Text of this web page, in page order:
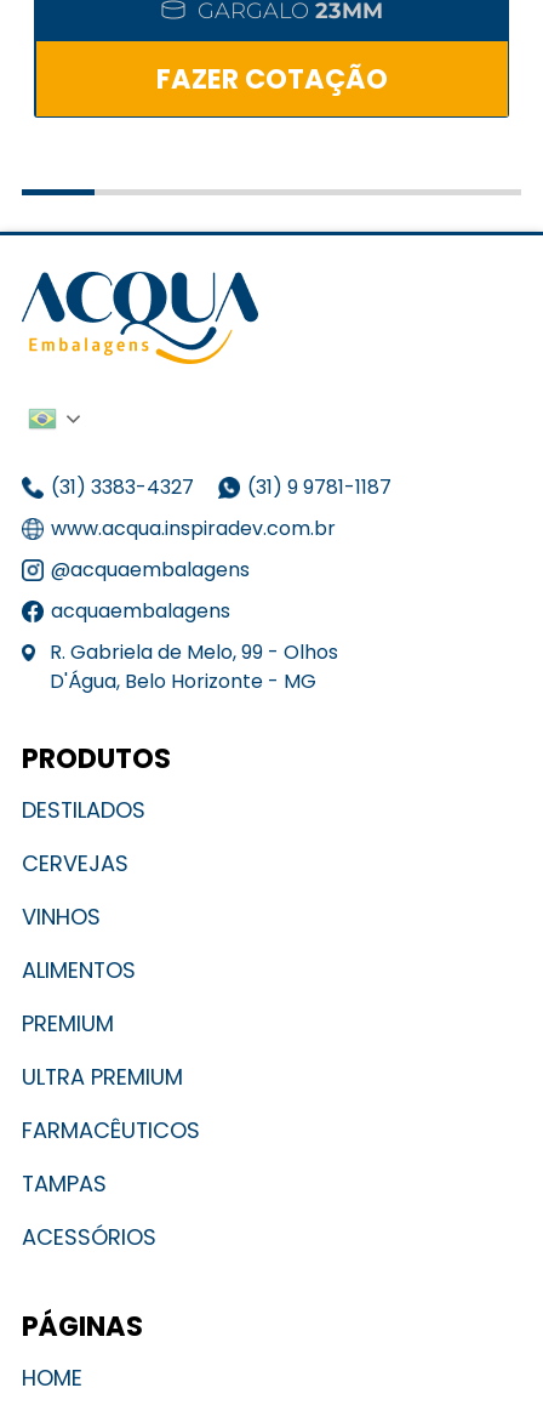
GARGALO 23MM
FAZER COTAÇÃO
(31) 3383-4327
(31) 9 9781-1187
www.acqua.inspiradev.com.br
@acquaembalagens
acquaembalagens
R. Gabriela de Melo, 99 - Olhos
D'Água, Belo Horizonte - MG
PRODUTOS
DESTILADOS
CERVEJAS
VINHOS
ALIMENTOS
PREMIUM
ULTRA PREMIUM
FARMACÊUTICOS
TAMPAS
ACESSÓRIOS
PÁGINAS
HOME